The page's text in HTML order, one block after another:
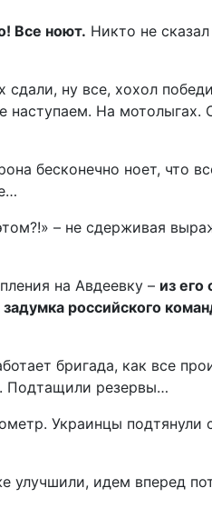
Все ноют. Никто не
ну все, хохол
наступаем. На мотолыгах.
бесконечно ноет, что
– не сдерживая
на Авдеевку – из его
российского
бригада, как все
Подтащили резервы…
Украинцы подтянули
улучшили, идем вперед